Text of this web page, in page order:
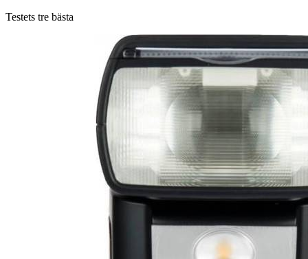
Testets tre bästa